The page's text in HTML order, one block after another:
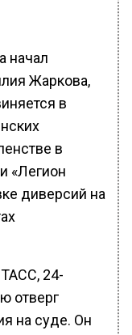
начал
Жаркова,
в
в
«Легион
диверсий на
24-
отверг
на суде. Он